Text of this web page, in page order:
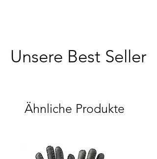
Unsere Best Seller
Ähnliche Produkte